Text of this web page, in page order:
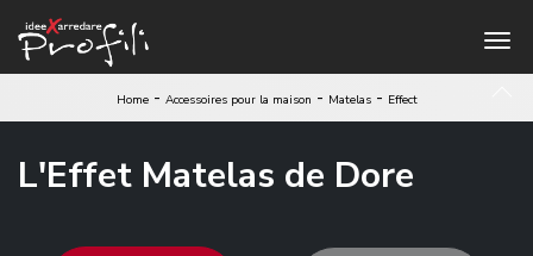
Home- Accessoires pour la maison - Matelas - Effect
L'Effet Matelas de Dore